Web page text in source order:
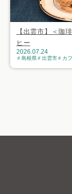
【出雲市】＜珈
ヒー
2026.07.24
島根県 出雲市 カ